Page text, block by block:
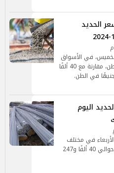
الحديد
في الأسواق
المحلية، نحو 39 ألفًا و510 جنيهات للطن، مقارنة مع 40 ألفًا
اليوم
في مختلف
الأسواق المحلية بالنسبة للمستهلك، حوالي 40 ألفًا و247